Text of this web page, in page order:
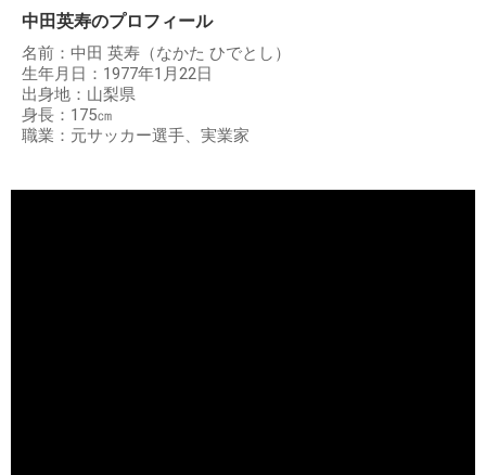
中田英寿のプロフィール
名前：中田 英寿（なかた ひでとし）
生年月日：1977年1月22日
出身地：山梨県
身長：175㎝
職業：元サッカー選手、実業家